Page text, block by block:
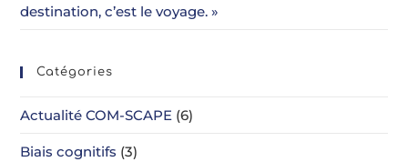
destination, c’est le voyage. »
Catégories
Actualité COM-SCAPE (6)
Biais cognitifs (3)